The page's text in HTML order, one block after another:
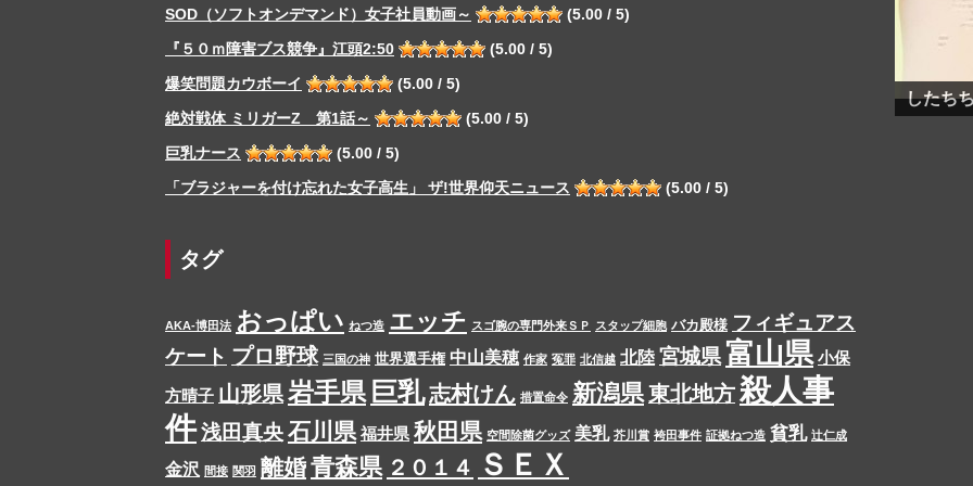
SOD（ソフトオンデマンド）女子社員動画～
(5.00 / 5)
『５０ｍ障害ブス競争』江頭2:50
(5.00 / 5)
爆笑問題カウボーイ
(5.00 / 5)
絶対戦体 ミリガーZ 第1話～
(5.00 / 5)
巨乳ナース
(5.00 / 5)
「ブラジャーを付け忘れた女子高生」 ザ!世界仰天ニュース
(5.00 / 5)
タグ
AKA-博田法 おっぱい ねつ造 エッチ スゴ腕の専門外来ＳＰ スタップ細胞 バカ殿様 フィギュアス
ケート プロ野球 三国の神 世界選手権 中山美穂 作家 冤罪 北信越 北陸 宮城県 富山県 小保
方晴子 山形県岩手県 巨乳志村けん 措置命令 新潟県東北地方 殺人事
件浅田真央石川県 福井県 秋田県 空間除菌グッズ 美乳 芥川賞 袴田事件 証拠ねつ造 貧乳 辻仁成
金沢 間接 関羽 離婚青森県 ２０１４ ＳＥＸ
したち